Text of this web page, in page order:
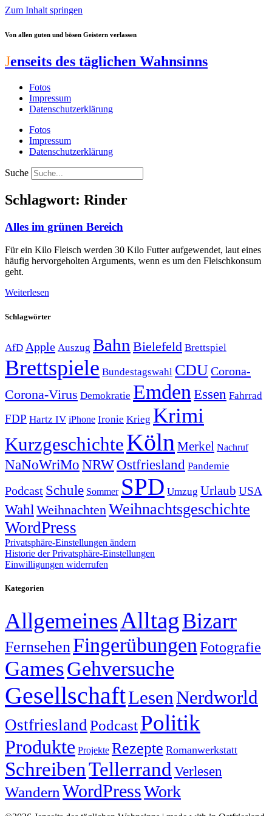
Zum Inhalt springen
Von allen guten und bösen Geistern verlassen
Jenseits des täglichen Wahnsinns
Fotos
Impressum
Datenschutzerklärung
Fotos
Impressum
Datenschutzerklärung
Suche
Schlagwort: Rinder
Alles im grünen Bereich
Für ein Kilo Fleisch werden 30 Kilo Futter aufgewendet, laut eines
häufig hervorgeholten Arguments, wenn es um den Fleischkonsum
geht.
Weiterlesen
Schlagwörter
AfD Apple Auszug Bahn Bielefeld Brettspiel
Brettspiele Bundestagswahl CDUCorona-
Corona-Virus Demokratie Emden Essen Fahrrad
FDP Hartz IV iPhone Ironie Krieg Krimi
KurzgeschichteKöln Merkel Nachruf
NaNoWriMo NRWOstfriesland Pandemie
Podcast Schule Sommer SPD Umzug Urlaub USA
Wahl Weihnachten Weihnachtsgeschichte
WordPress
Privatsphäre-Einstellungen ändern
Historie der Privatsphäre-Einstellungen
Einwilligungen widerrufen
Kategorien
AllgemeinesAlltagBizarr
FernsehenFingerübungen Fotografie
GamesGehversuche
GesellschaftLesenNerdworld
OstfrieslandPodcastPolitik
Produkte Projekte Rezepte Romanwerkstatt
SchreibenTellerrand Verlesen
Wandern WordPressWork